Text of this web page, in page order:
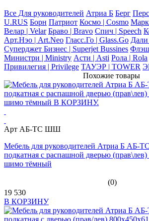
Все Для руководителей Атриа Б Берг
U.RUS Борн Патриот Космо | Cosmo
Велар | Velar Браво | Bravo Спич | Speech
Арт.Нэо | Art.Neo Гласс.Го | Glass.Go
Суперджет Бизнес | Superjet Bussines Флэш
Министри | Ministry Асти | Asti Рола | Rola
Привилегия | Privilege ТАУЭР | TOWER
Похожие товары
Арт АБ-ТС ШШ
Мебель для руководителей Атриа Б
подкатная с распашной дверью (прав\лев)
шимо тёмный
(0)
19 530
В КОРЗИНУ